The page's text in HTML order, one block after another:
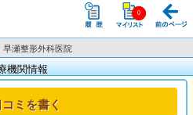
早瀬整形外科医院
機関情報
ミを書く